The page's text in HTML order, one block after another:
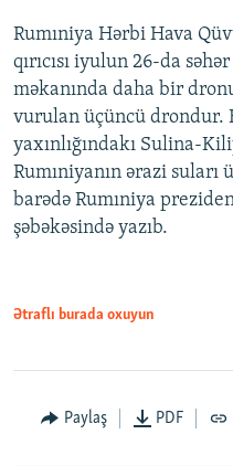
Rumıniya Hərbi Hava
qırıcısı iyulun 26-da
məkanında daha bir
vurulan üçüncü drondur.
yaxınlığındakı Sulina-
Rumıniyanın ərazi suları
barədə Rumıniya
şəbəkəsində yazıb.
Ətraflı burada oxuyun
Paylaş PDF